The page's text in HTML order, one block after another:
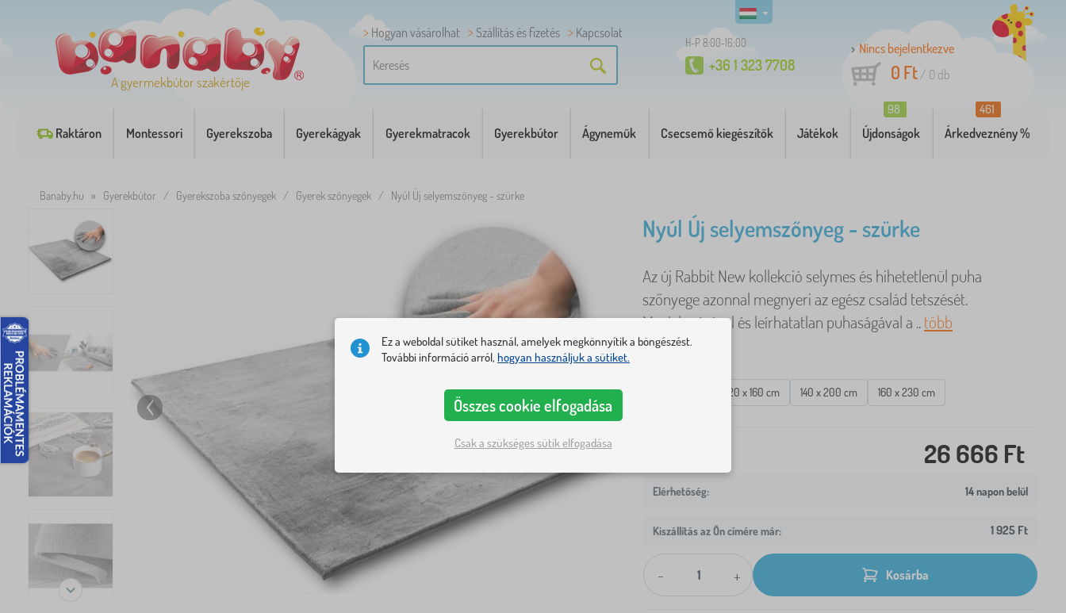
A gyermekbútor szakértője
Hogyan vásárolhat Szállítás és fizetés Kapcsolat
H-P 8:00-16:00
+36 1 323 7708
Nincs bejelentkezve
0 Ft/ 0 db
Raktáron Montessori Gyerekszoba Gyerekágyak Gyerekmatracok Gyerekbútor Ágyneműk Csecsemő kiegészítők Játékok Újdonságok
98
Árkedveznény %
461
Banaby.hu » Gyerekbútor / Gyerekszoba szőnyegek / Gyerek szőnyegek / Nyúl Új selyemszőnyeg - szürke
Nyúl Új selyemszőnyeg - szürke
Az új Rabbit New kollekció selymes és hihetetlenül puha
szőnyege azonnal megnyeri az egész család tetszését.
Megjelenésével és leírhatatlan puhaságával a ..több
120 x 160 cm 140 x 200 cm 160 x 230 cm
26 666 Ft
14 napon belül
Kiszállítás az Ön címére már: 1 925 Ft
- + Kosárba
Ez a weboldal sütiket használ, amelyek megkönnyítik a böngészést.
További információ arról, hogyan használjuk a sütiket.
Összes cookie elfogadása
Csak a szükséges sütik elfogadása